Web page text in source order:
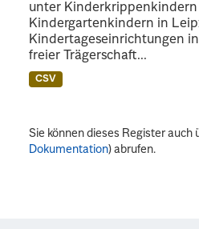
unter Kinderkrippenkindern
Kindergartenkindern in
Kindertageseinrichtungen
freier Trägerschaft...
CSV
Sie können dieses Register auch
Dokumentation) abrufen.